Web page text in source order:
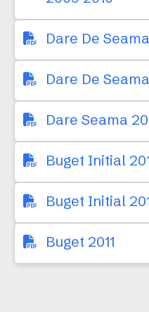
Dare De
Dare De
Dare Seama
Buget Initial
Buget Initial
Buget 2011